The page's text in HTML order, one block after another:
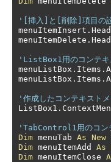
'[挿入]と[削除]項目の
menuItemInsert .
menuItemDelete .
'ListBox1用のコンテキ
menuListBox . Items .
menuListBox . Items .
'作成したコンテキスト
ListBox1 .
'TabControl1用のコン
Dim menuTab As New
Dim menuItemAdd As
Dim menuItemClose